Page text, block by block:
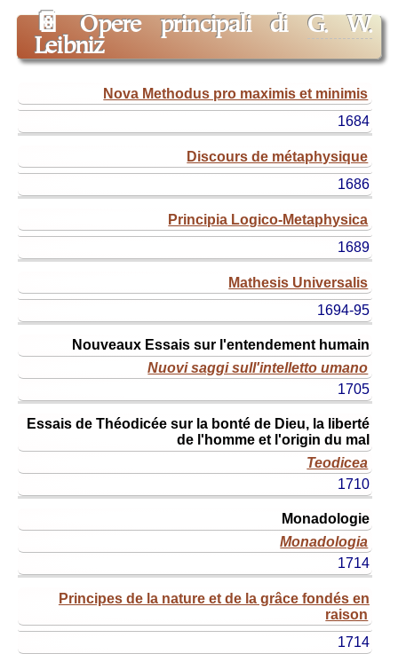
📔 Opere principali di G. W.
Leibniz
originale
titolo
(o
edizione)
Nova Methodus pro maximis et minimis
1684
Discours de métaphysique
1686
Principia Logico-Metaphysica
1689
Mathesis Universalis
1694-95
Nouveaux Essais sur l'entendement humain
Nuovi saggi sull'intelletto umano
1705
Essais de Théodicée sur la bonté de Dieu, la liberté
de l'homme et l'origin du mal
Teodicea
1710
Monadologie
Monadologia
1714
Principes de la nature et de la grâce fondés en
raison
1714